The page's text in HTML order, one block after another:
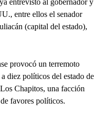
entrevistó al gobernador y
entre ellos el senador
(capital del estado),
provocó un terremoto
diez políticos del estado de
Chapitos, una facción
favores políticos.